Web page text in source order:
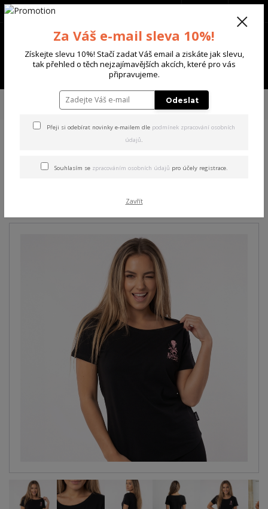
Menu
+420 702 136 620
TRIČKA & TÍLKA
Yakuza dámské tílko Rose Curved
Crew Neck Basic T-Shirt black S
Curved Crew Neck Basic T-
Za Váš e-mail sleva 10%!
Získejte slevu 10%! Stačí zadat Váš email a ziskáte jak slevu,
tak přehled o těch nejzajímavějších akcích, které pro vás
připravujeme.
Odeslat
Přeji si odebírat novinky e-mailem dle podmínek zpracování osobních
údajů.
Souhlasím se zpracováním osobních údajů pro účely registrace.
Zavřít